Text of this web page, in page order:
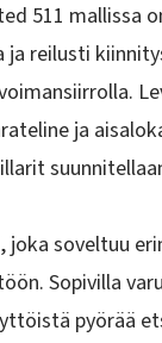
511 mallissa
reilusti
ja
joka soveltuu
Sopivilla
pyörää